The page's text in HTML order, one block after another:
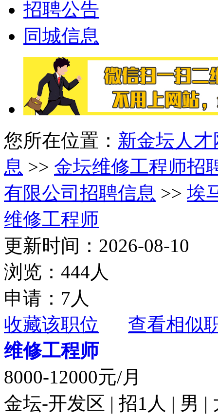
招聘公告
同城信息
您所在位置： 新金坛人才
息 >> 金坛维修工程师招
有限公司招聘信息 >> 埃
维修工程师
更新时间：2026-08-10
浏览：444人
申请：7人
收藏该职位
查看相似
维修工程师
8000-12000元/月
金坛-开发区 | 招1人 | 男